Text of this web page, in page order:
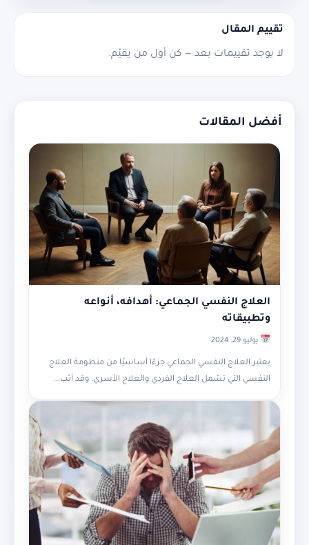
تقييم المقال
لا يوجد تقييمات بعد — كن أول من يقيّم.
أفضل المقالات
العلاج النفسي الجماعي: أهدافه، أنواعه
وتطبيقاته
يوليو 29, 2024
يعتبر العلاج النفسي الجماعي جزءًا أساسيًا من منظومة العلاج
النفسي التي تشمل العلاج الفردي والعلاج الأسري. وقد أثب...